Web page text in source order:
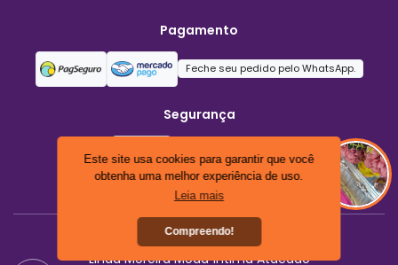
Este site usa cookies para garantir que você
obtenha uma melhor experiência de uso.
Leia mais
Compreendo!
Pagamento
Feche seu pedido pelo WhatsApp.
Segurança
Linda Moreira Moda Íntima Atacado